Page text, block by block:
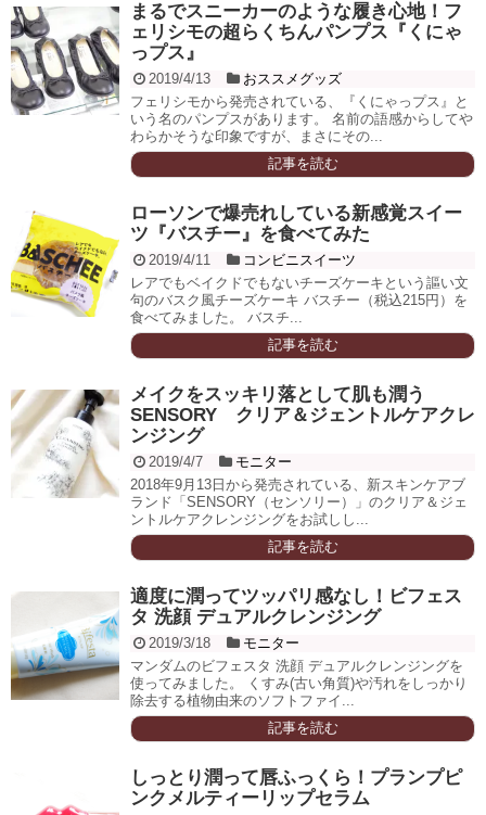
まるでスニーカーのような履き心地！フ
ェリシモの超らくちんパンプス『くにゃ
っプス』
2019/4/13
おススメグッズ
フェリシモから発売されている、『くにゃっプス』と
いう名のパンプスがあります。 名前の語感からしてや
わらかそうな印象ですが、まさにその...
記事を読む
ローソンで爆売れしている新感覚スイー
ツ『バスチー』を食べてみた
2019/4/11
コンビニスイーツ
レアでもベイクドでもないチーズケーキという謳い文
句のバスク風チーズケーキ バスチー（税込215円）を
食べてみました。 バスチ...
記事を読む
メイクをスッキリ落として肌も潤う
SENSORY クリア＆ジェントルケアクレ
ンジング
2019/4/7
モニター
2018年9月13日から発売されている、新スキンケアブ
ランド「SENSORY（センソリー）」のクリア＆ジェ
ントルケアクレンジングをお試しし...
記事を読む
適度に潤ってツッパリ感なし！ビフェス
タ 洗顔 デュアルクレンジング
2019/3/18
モニター
マンダムのビフェスタ 洗顔 デュアルクレンジングを
使ってみました。 くすみ(古い角質)や汚れをしっかり
除去する植物由来のソフトファイ...
記事を読む
しっとり潤って唇ふっくら！プランプピ
ンクメルティーリップセラム